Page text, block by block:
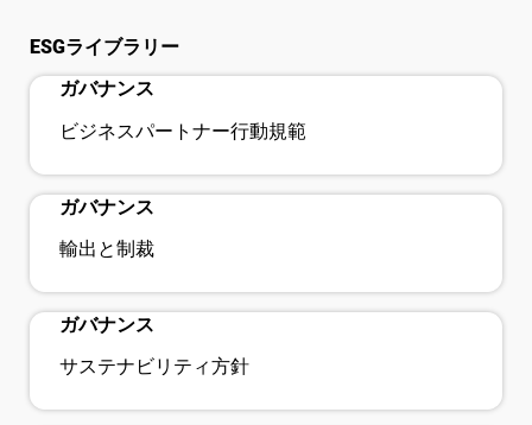
ESGライブラリー bookmark_check
ガバナンス
ビジネスパートナー行動規範
bookmark_check
ガバナンス
輸出と制裁
bookmark_check
ガバナンス
サステナビリティ方針